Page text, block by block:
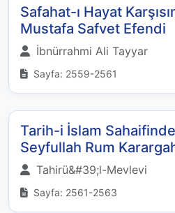
Safahat-ı Hayat
Mustafa Safvet Efendi
İbnürrahmi Ali Tayyar
Sayfa: 2559-2561
Tarih-i İslam
Seyfullah Rum
Tahirü&#39;l-Mevlevi
Sayfa: 2561-2563